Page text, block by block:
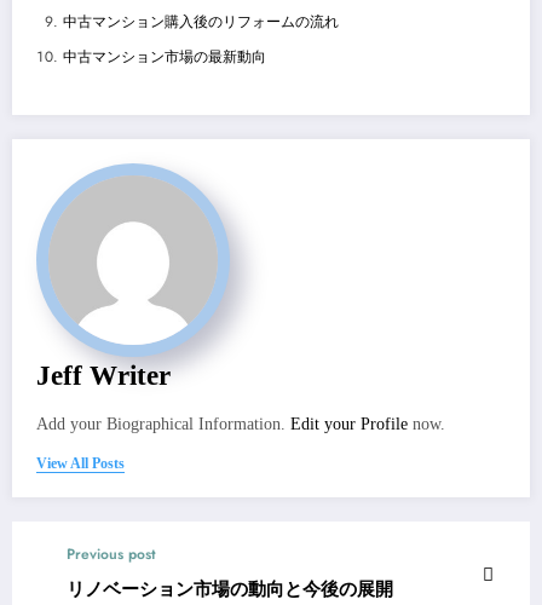
中古マンション購入後のリフォームの流れ
中古マンション市場の最新動向
Jeff Writer
Add your Biographical Information. Edit your Profile now.
View All Posts
Previous post
リノベーション市場の動向と今後の展開